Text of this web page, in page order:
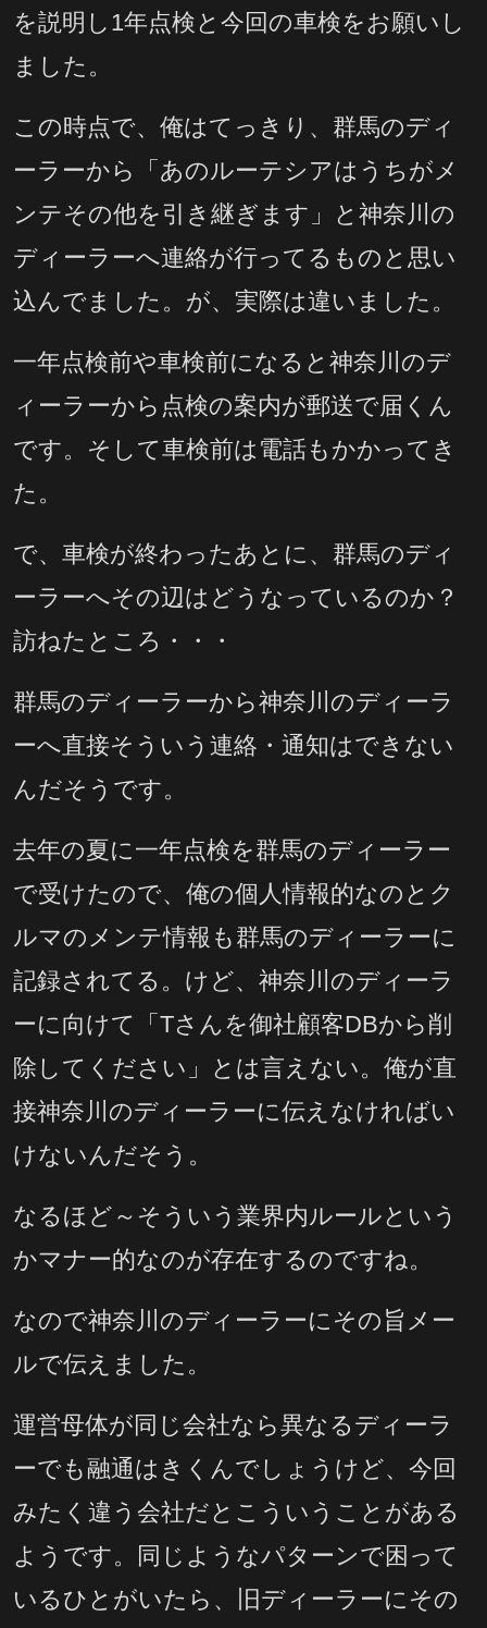
を説明し1年点検と今回の車検をお願いし
ました。
この時点で、俺はてっきり、群馬のディ
ーラーから「あのルーテシアはうちがメ
ンテその他を引き継ぎます」と神奈川の
ディーラーへ連絡が行ってるものと思い
込んでました。が、実際は違いました。
一年点検前や車検前になると神奈川のデ
ィーラーから点検の案内が郵送で届くん
です。そして車検前は電話もかかってき
た。
で、車検が終わったあとに、群馬のディ
ーラーへその辺はどうなっているのか？
訪ねたところ・・・
群馬のディーラーから神奈川のディーラ
ーへ直接そういう連絡・通知はできない
んだそうです。
去年の夏に一年点検を群馬のディーラー
で受けたので、俺の個人情報的なのとク
ルマのメンテ情報も群馬のディーラーに
記録されてる。けど、神奈川のディーラ
ーに向けて「Tさんを御社顧客DBから削
除してください」とは言えない。俺が直
接神奈川のディーラーに伝えなければい
けないんだそう。
なるほど～そういう業界内ルールという
かマナー的なのが存在するのですね。
なので神奈川のディーラーにその旨メー
ルで伝えました。
運営母体が同じ会社なら異なるディーラ
ーでも融通はきくんでしょうけど、今回
みたく違う会社だとこういうことがある
ようです。同じようなパターンで困って
いるひとがいたら、旧ディーラーにその